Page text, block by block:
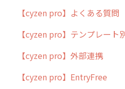
簡易マニュアル
cyzen proの位置情報取得
用語集
よくある質問
【cyzen pro】よくある質問
【cyzen pro】テンプレート
ポスティング
ラウンダー
【cyzen pro】外部連携
【cyzen pro】EntryFree